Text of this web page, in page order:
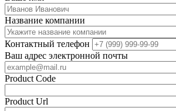
Название компании
Контактный телефон
Ваш адрес электронной почты
Product Code
Product Url